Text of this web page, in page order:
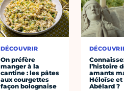
DÉCOUVRIR
On préfère
manger à la
cantine : les pâtes
aux courgettes
façon bolognaise
l’histoire
amants
Héloïse et
Abélard ?